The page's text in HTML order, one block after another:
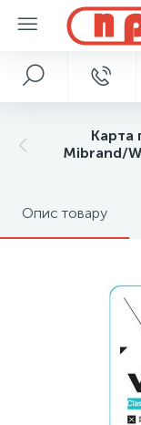
Карта
Mibrand/
Опис товару